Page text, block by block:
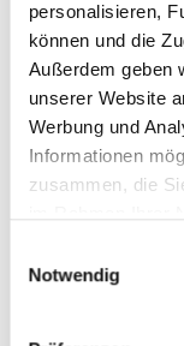
personalisieren,
können und die
Außerdem geben
unserer Website
Werbung und
Informationen
zusammen, die
Notwendig